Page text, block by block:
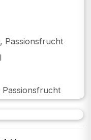
Passionsfrucht
Passionsfrucht